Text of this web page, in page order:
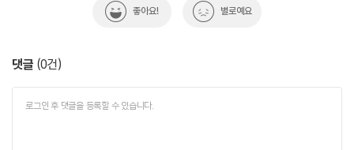
좋아요! 별로예요
댓글 (0건)